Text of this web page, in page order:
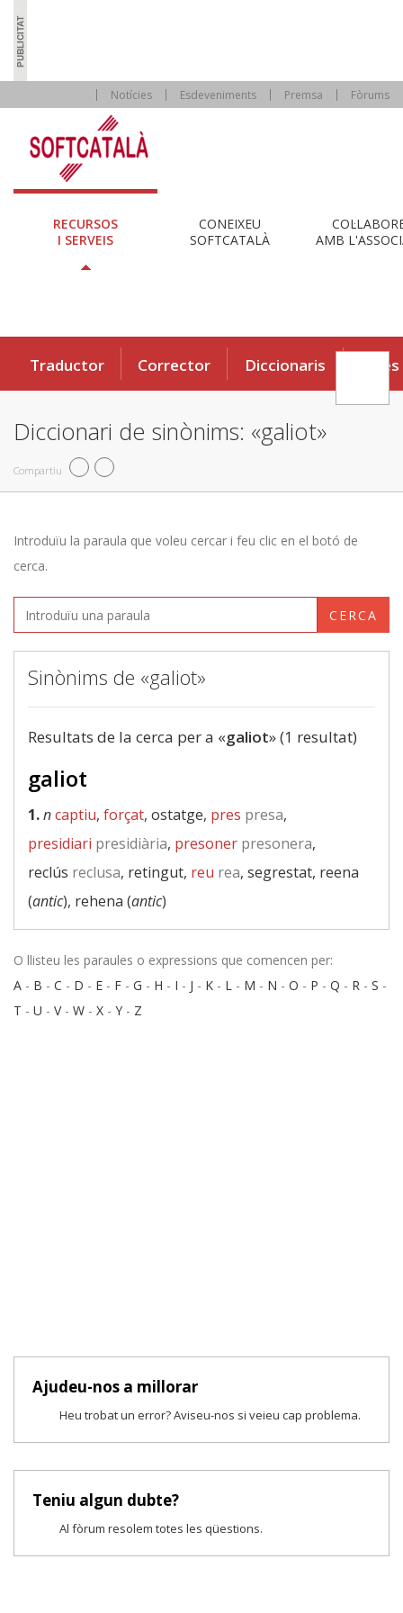
Notícies Esdeveniments Premsa Fòrums
RECURSOS
I SERVEIS
CONEIXEU
SOFTCATALÀ
AMB
Traductor Corrector Diccionaris Eines
Diccionari de sinònims: «galiot»
Compartiu
Introduïu la paraula que voleu cercar i feu clic en el botó de
cerca.
CERCA
Sinònims de «galiot»
Resultats de la cerca per a «galiot» (1 resultat)
galiot
1.ncaptiu, forçat, ostatge, pres presa,
presidiari presidiària, presoner presonera,
reclús reclusa, retingut, reu rea, segrestat, reena
(antic), rehena (antic)
O llisteu les paraules o expressions que comencen per:
A - B - C - D - E - F - G - H - I - J - K - L - M - N - O - P - Q - R - S -
T - U - V- W - X - Y - Z
Ajudeu-nos a millorar
Heu trobat un error? Aviseu-nos si veieu cap problema.
Teniu algun dubte?
Al fòrum resolem totes les qüestions.